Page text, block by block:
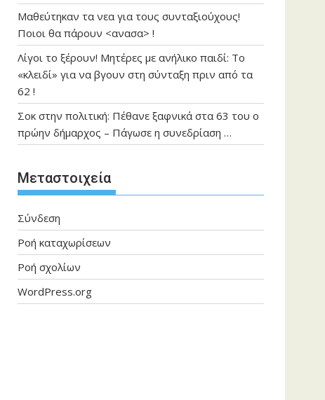
Μαθεύτηκαν τα νεα για τους συνταξιούχους!
Ποιοι θα πάρουν <ανασα> !
Λίγοι το ξέρουν! Μητέρες με ανήλικο παιδί: Το
«κλειδί» για να βγουν στη σύνταξη πριν από τα
62 !
Σοκ στην πολιτική: Πέθανε ξαφνικά στα 63 του ο
πρώην δήμαρχος – Πάγωσε η συνεδρίαση …
Μεταστοιχεία
Σύνδεση
Ροή καταχωρίσεων
Ροή σχολίων
WordPress.org